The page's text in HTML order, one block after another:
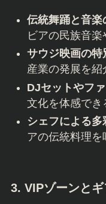
伝統舞踊と音楽
ビアの民族音楽
サウジ映画の特
産業の発展を紹
DJセットやフ
文化を体感でき
シェフによる
アの伝統料理を
3. VIPゾーンと